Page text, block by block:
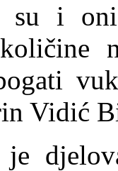
su i
Vidić